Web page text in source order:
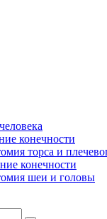
конечности
торса и
конечности
шеи и головы